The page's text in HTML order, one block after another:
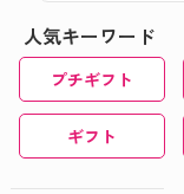
☆
おうちで楽し
夏でも楽しめ
★☆
人気キーワード
プチギフト
ギフト